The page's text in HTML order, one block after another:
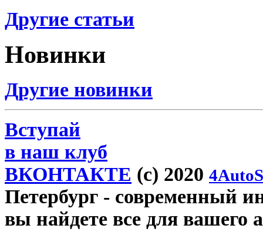
Другие статьи
Новинки
Другие новинки
Вступай
в наш клуб
ВКОНТАКТЕ (c) 2020
Петербург - современный
вы найдете все для вашего